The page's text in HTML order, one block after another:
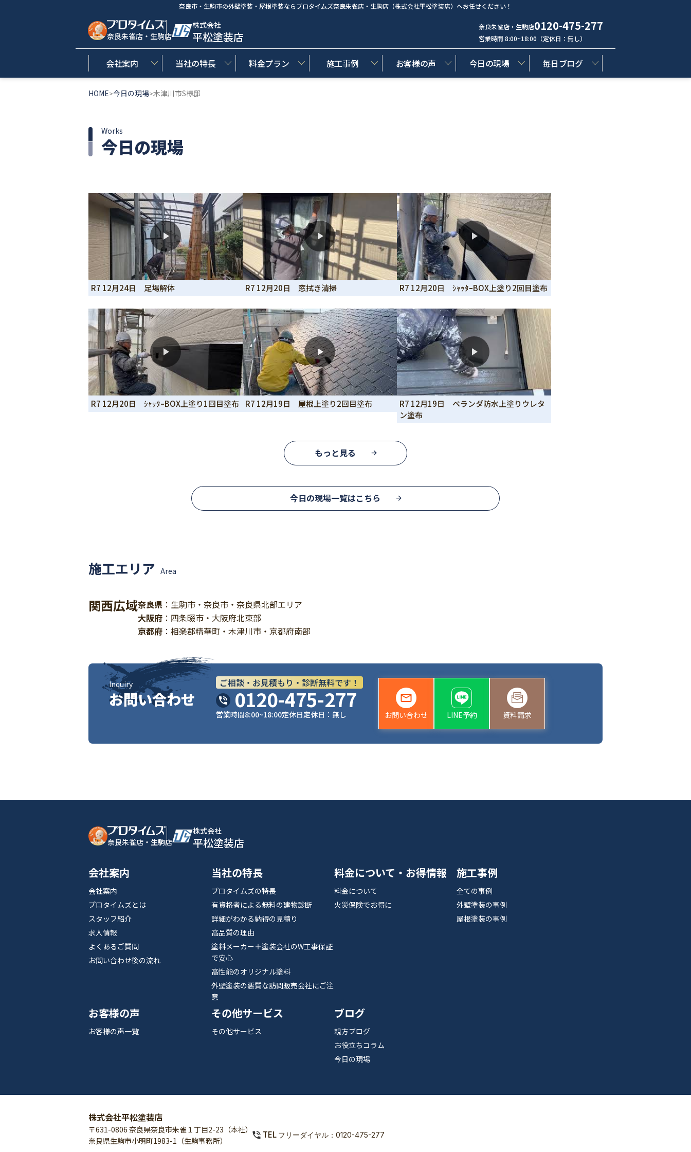
奈良市・生駒市の外壁塗装・屋根塗装ならプロタイムズ奈良朱雀店・生駒店（株式会社平松塗装店）へお任せください！
奈良朱雀店・生駒店
株式会社
平松塗装店
奈良朱雀店・生駒店0120-475-277
営業時間 8:00~18:00（定休日：無し）
会社案内 当社の特長 料金プラン 施工事例 お客様の声 今日の現場 毎日ブログ
HOME>今日の現場>木津川市S様邸
今日の現場
Works
R7 12月24日 足場解体 R7 12月20日 窓拭き清掃 R7 12月20日 ｼｬｯﾀｰBOX上塗り2回目塗布
R7 12月20日 ｼｬｯﾀｰBOX上塗り1回目塗布 R7 12月19日 屋根上塗り2回目塗布
R7 12月19日 ベランダ防水上塗りウレタ
ン塗布
もっと見る
今日の現場一覧はこちら
施工エリア Area
関西広域奈良県 ：生駒市・奈良市・奈良県北部エリア
大阪府 ：四条畷市・大阪府北東部
京都府 ：相楽郡精華町・木津川市・京都府南部
お問い合わせ
Inquiry ご相談・お見積もり・診断無料です！
0120-475-277
営業時間8:00~18:00定休日定休日：無し お問い合わせ LINE予約 資料請求
奈良朱雀店・生駒店
株式会社
平松塗装店
会社案内
会社案内
プロタイムズとは
スタッフ紹介
求人情報
よくあるご質問
お問い合わせ後の流れ
当社の特長
プロタイムズの特長
有資格者による無料の建物診断
詳細がわかる納得の見積り
高品質の理由
塗料メーカー＋塗装会社のW工事保証
で安心
高性能のオリジナル塗料
外壁塗装の悪質な訪問販売会社にご注
意
料金について・お得情報
料金について
火災保険でお得に
施工事例
全ての事例
外壁塗装の事例
屋根塗装の事例
お客様の声
お客様の声一覧
その他サービス
その他サービス
ブログ
親方ブログ
お役立ちコラム
今日の現場
株式会社平松塗装店
〒631-0806 奈良県奈良市朱雀１丁目2-23（本社）
奈良県生駒市小明町1983-1（生駒事務所）
TEL フリーダイヤル：0120-475-277